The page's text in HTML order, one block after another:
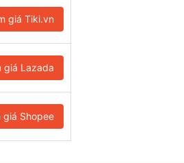
giá Tiki.vn
giá Lazada
giá Shopee